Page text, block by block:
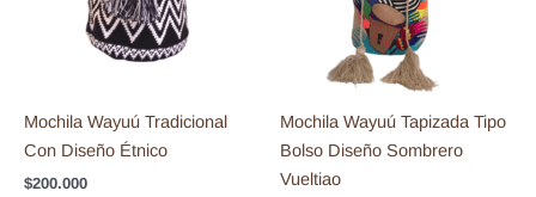
Mochila Wayuú Tradicional
Con Diseño Étnico
$200.000
Mochila Wayuú Tapizada Tipo
Bolso Diseño Sombrero
Vueltiao